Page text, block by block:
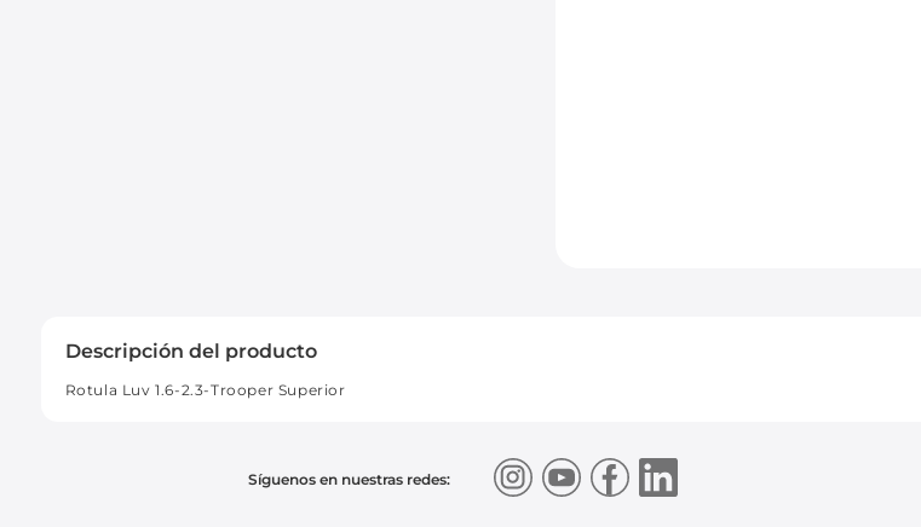
Descripción del producto
Rotula Luv 1.6-2.3-Trooper Superior
Síguenos en nuestras redes: